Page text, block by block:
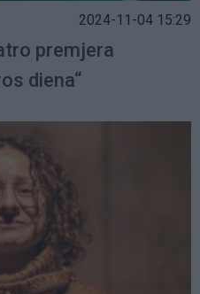
2024-11-04 15:29
premjera
diena“